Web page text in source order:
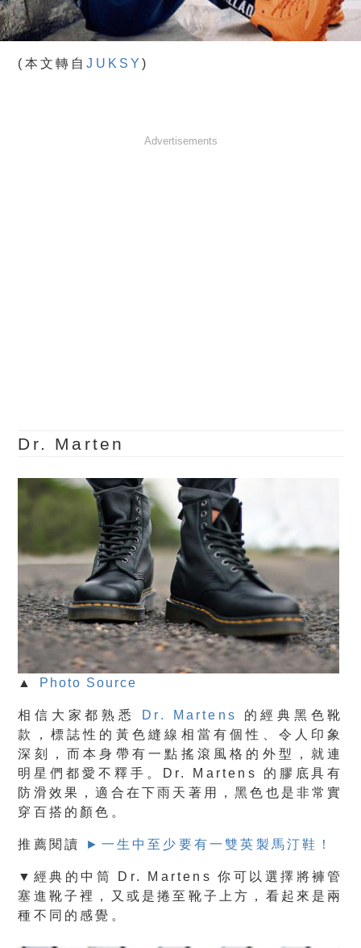
(本文轉自JUKSY)
Advertisements
Dr. Marten
▲ Photo Source
相信大家都熟悉 Dr. Martens
的經典黑色靴
款， 標誌性的黃色縫線相當有個性、令人印象
深刻
，而本身帶有一點搖滾風格的外型，就連
明星們都愛不釋手。
Dr. Martens 的膠底具有
防滑效果，適合在下雨天著用，黑色也是非常實
穿百搭的顏色。
推薦閱讀 ► 一生中至少要有一雙英製馬汀鞋！
▼經典的中筒 Dr. Martens 你可以選擇將褲管
塞進靴子裡，又或是捲至靴子上方，看起來是兩
種不同的感覺。